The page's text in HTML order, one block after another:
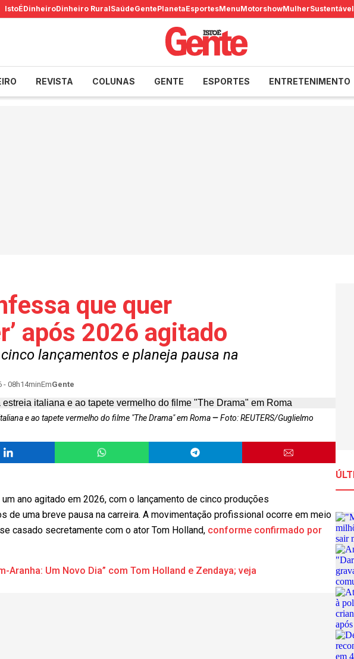
IstoÉDinheiroDinheiro RuralSaúdeGentePlanetaEsportesMenuMotorshowMulherSustentável
REVISTA COLUNAS GENTE ESPORTES ENTRETENIMENTO
que quer
após 2026 agitado
lançamentos e planeja pausa na
- 08h14minEmGente
e ao tapete vermelho do filme "The Drama" em Roma
Foto: REUTERS/Guglielmo
ano agitado em 2026, com o lançamento de cinco produções
de uma breve pausa na carreira. A movimentação profissional ocorre em meio
casado secretamente com o ator Tom Holland, conforme confirmado por
Aranha: Um Novo Dia” com Tom Holland e Zendaya; veja